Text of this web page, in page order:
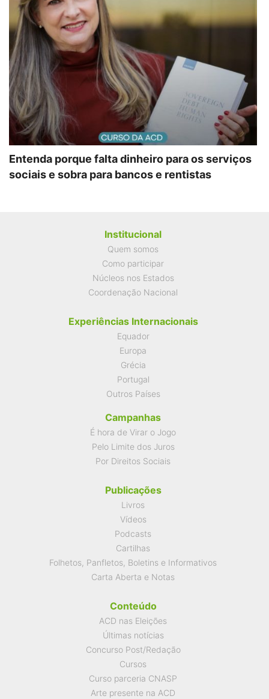
Entenda porque falta dinheiro para os serviços
sociais e sobra para bancos e rentistas
Institucional
Quem somos
Como participar
Núcleos nos Estados
Coordenação Nacional
Experiências Internacionais
Equador
Europa
Grécia
Portugal
Outros Países
Campanhas
É hora de Virar o Jogo
Pelo Limite dos Juros
Por Direitos Sociais
Publicações
Livros
Vídeos
Podcasts
Cartilhas
Folhetos, Panfletos, Boletins e Informativos
Carta Aberta e Notas
Conteúdo
ACD nas Eleições
Últimas notícias
Concurso Post/Redação
Cursos
Curso parceria CNASP
Arte presente na ACD